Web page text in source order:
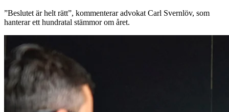
”Beslutet är helt rätt”, kommenterar advokat Carl Svernlöv, som
hanterar ett hundratal stämmor om året.